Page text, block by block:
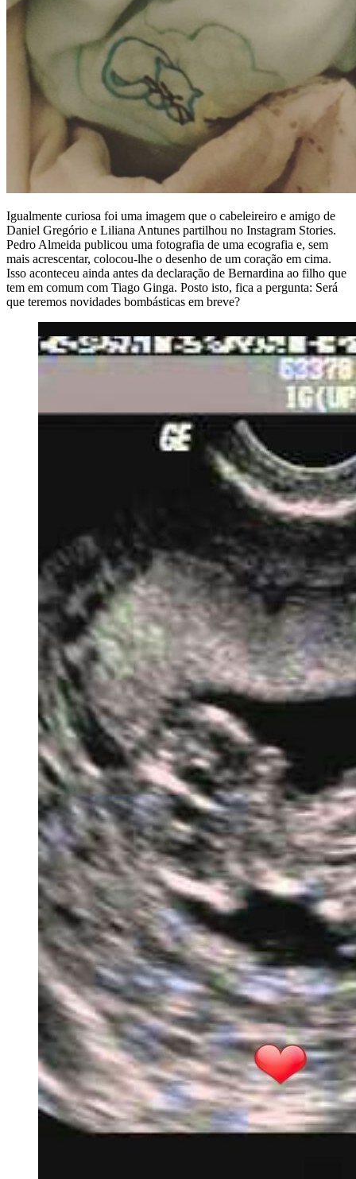
Igualmente curiosa foi uma imagem que o cabeleireiro e amigo de
Daniel Gregório e Liliana Antunes partilhou no Instagram Stories.
Pedro Almeida publicou uma fotografia de uma ecografia e, sem
mais acrescentar, colocou-lhe o desenho de um coração em cima.
Isso aconteceu ainda antes da declaração de Bernardina ao filho que
tem em comum com Tiago Ginga. Posto isto, fica a pergunta: Será
que teremos novidades bombásticas em breve?